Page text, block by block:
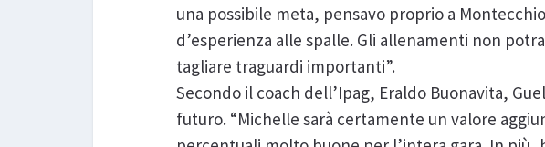
una possibile meta, pensavo proprio a
d’esperienza alle spalle. Gli allenamenti non
tagliare traguardi importanti”.
Secondo il coach dell’Ipag, Eraldo Buonavita,
futuro. “Michelle sarà certamente un valore